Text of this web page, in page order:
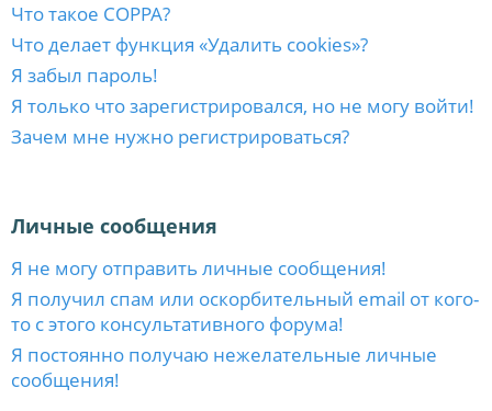
Что такое COPPA?
Что делает функция «Удалить cookies»?
Я забыл пароль!
Я только что зарегистрировался, но не могу войти!
Зачем мне нужно регистрироваться?
Личные сообщения
Я не могу отправить личные сообщения!
Я получил спам или оскорбительный email от кого-
то с этого консультативного форума!
Я постоянно получаю нежелательные личные
сообщения!